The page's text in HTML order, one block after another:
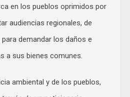
en los pueblos oprimidos por
audiencias regionales, de
demandar los daños e
a sus bienes comunes.
ambiental y de los pueblos,